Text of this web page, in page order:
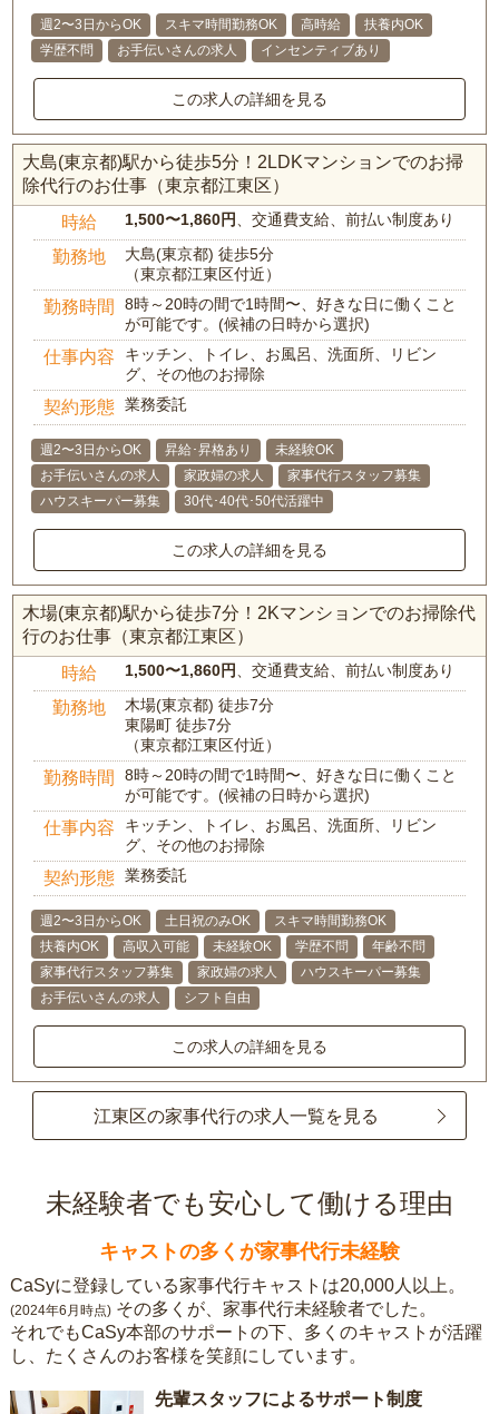
週2〜3日からOK スキマ時間勤務OK 高時給
扶養内OK
学歴不問
お手伝いさんの求人 インセンティブあり
この求人の詳細を見る
大島(東京都)駅から徒歩5分！2LDKマンションでのお掃
除代行のお仕事（東京都江東区）
時給 1,500〜1,860円 、交通費支給、前払い制度あり
勤務地
大島(東京都) 徒歩5分
（東京都江東区付近）
勤務時間
8時～20時の間で1時間〜、好きな日に働くこと
が可能です。(候補の日時から選択)
仕事内容
キッチン、トイレ、お風呂、洗面所、リビン
グ、その他のお掃除
契約形態 業務委託
週2〜3日からOK 昇給･昇格あり
未経験OK
お手伝いさんの求人
家政婦の求人
家事代行スタッフ募集
ハウスキーパー募集
30代･40代･50代活躍中
この求人の詳細を見る
木場(東京都)駅から徒歩7分！2Kマンションでのお掃除代
行のお仕事（東京都江東区）
時給 1,500〜1,860円 、交通費支給、前払い制度あり
勤務地
木場(東京都) 徒歩7分
東陽町 徒歩7分
（東京都江東区付近）
勤務時間
8時～20時の間で1時間〜、好きな日に働くこと
が可能です。(候補の日時から選択)
仕事内容
キッチン、トイレ、お風呂、洗面所、リビン
グ、その他のお掃除
契約形態 業務委託
週2〜3日からOK 土日祝のみOK
スキマ時間勤務OK
扶養内OK
高収入可能 未経験OK 学歴不問
年齢不問
家事代行スタッフ募集
家政婦の求人
ハウスキーパー募集
お手伝いさんの求人
シフト自由
この求人の詳細を見る
江東区の家事代行の求人一覧を見る
未経験者でも安心して働ける理由
キャストの多くが家事代行未経験
CaSyに登録している家事代行キャストは20,000人以上。
(2024年6月時点) その多くが、家事代行未経験者でした。
それでもCaSy本部のサポートの下、多くのキャストが活躍
し、たくさんのお客様を笑顔にしています。
先輩スタッフによるサポート制度